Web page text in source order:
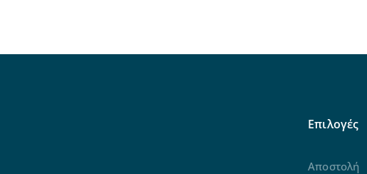
Επιλογές
Αποστολή